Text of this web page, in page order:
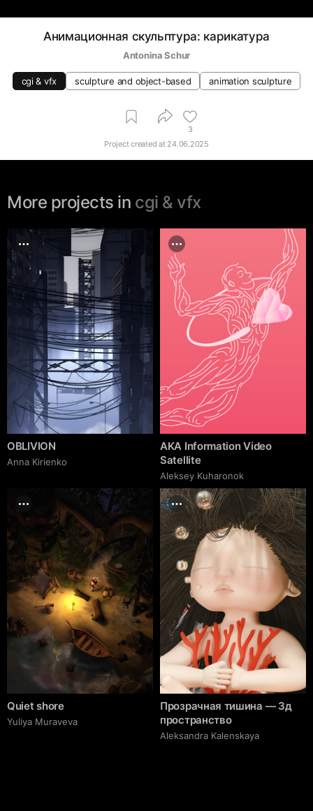
Анимационная скульптура: карикатура
Antonina Schur
cgi & vfx sculpture and object-based animation sculpture
3
Project created at 24.06.2025
More projects in cgi & vfx
OBLIVION
Anna Kirienko
AKA Information Video
Satellite
Aleksey Kuharonok
Quiet shore
Yuliya Muraveva
Прозрачная тишина — 3д
пространство
Aleksandra Kalenskaya